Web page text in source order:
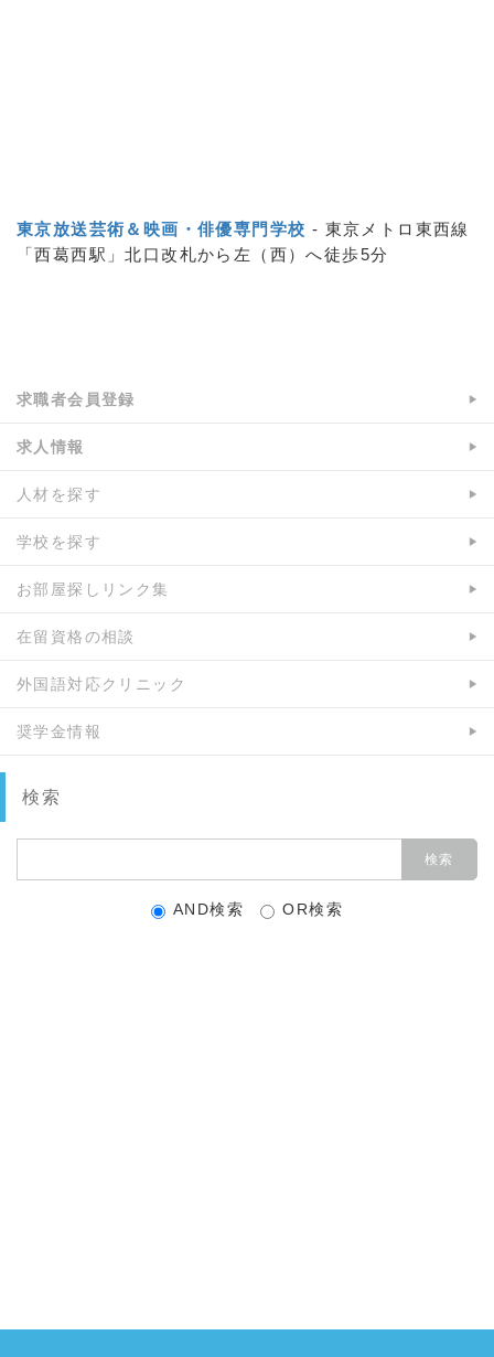
東京放送芸術＆映画・俳優専門学校 - 東京メトロ東西線
「西葛西駅」北口改札から左（西）へ徒歩5分
求職者会員登録
求人情報
人材を探す
学校を探す
お部屋探しリンク集
在留資格の相談
外国語対応クリニック
奨学金情報
検索
AND検索 OR検索